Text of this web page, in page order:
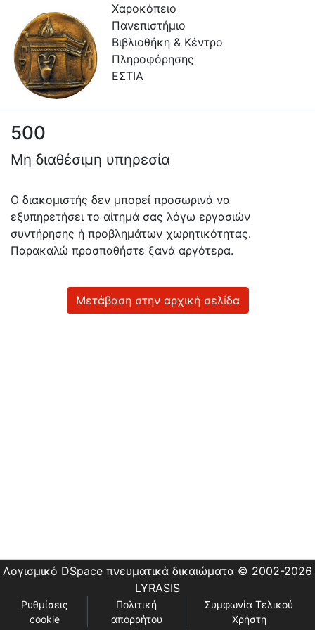
Χαροκόπειο
Πανεπιστήμιο
Βιβλιοθήκη & Κέντρο
Πληροφόρησης
ΕΣΤΙΑ
Πληροφορίες
Επικοινωνία
Υπηρεσίες
Αυτοαπόθεσης
Ανοιχτά
Δεδομένα
500
Μη διαθέσιμη υπηρεσία
Ο διακομιστής δεν μπορεί προσωρινά να
εξυπηρετήσει το αίτημά σας λόγω εργασιών
συντήρησης ή προβλημάτων χωρητικότητας.
Παρακαλώ προσπαθήστε ξανά αργότερα.
Μετάβαση στην αρχική σελίδα
Λογισμικό DSpace πνευματικά δικαιώματα © 2002-2026
LYRASIS
Ρυθμίσεις
cookie
Πολιτική
απορρήτου
Συμφωνία Τελικού
Χρήστη